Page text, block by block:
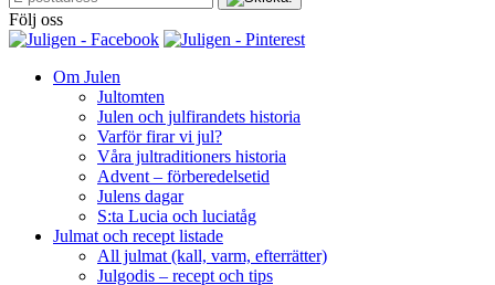
Följ oss
Om Julen
Jultomten
Julen och julfirandets historia
Varför firar vi jul?
Våra jultraditioners historia
Advent – förberedelsetid
Julens dagar
S:ta Lucia och luciatåg
Julmat och recept listade
All julmat (kall, varm, efterrätter)
Julgodis – recept och tips